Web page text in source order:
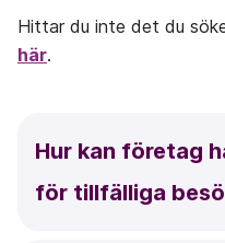
Hittar du inte det du
här.
Hur kan företag
för tillfälliga